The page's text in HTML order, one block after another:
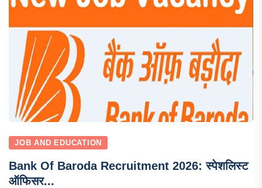
JOB AND EDUCATION
Bank Of Baroda Recruitment 2026: स्पेशलिस्ट
ऑफिसर...